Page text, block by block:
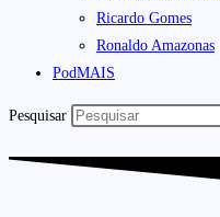
Ricardo Gomes
Ronaldo Amazonas
PodMAIS
Pesquisar